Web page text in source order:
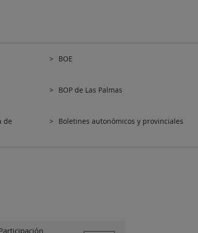
BOE
BOP de Las Palmas
de
Boletines autonómicos y provinciales